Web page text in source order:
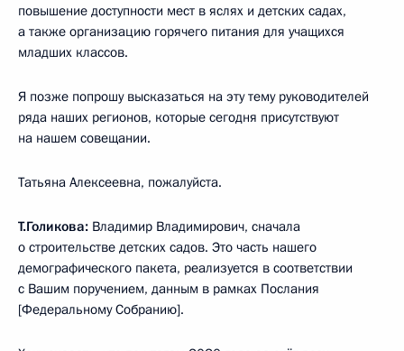
повышение доступности мест в яслях и детских садах,
а также организацию горячего питания для учащихся
младших классов.
Я позже попрошу высказаться на эту тему руководителей
ряда наших регионов, которые сегодня присутствуют
на нашем совещании.
Татьяна Алексеевна, пожалуйста.
Т.Голикова: Владимир Владимирович, сначала
о строительстве детских садов. Это часть нашего
демографического пакета, реализуется в соответствии
с Вашим поручением, данным в рамках Послания
[Федеральному Собранию].